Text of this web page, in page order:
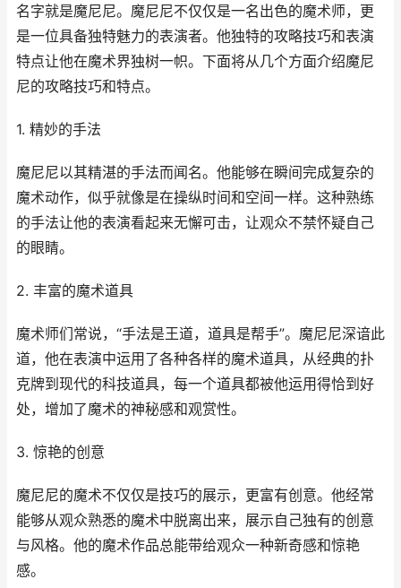
名字就是魔尼尼。魔尼尼不仅仅是一名出色的魔术师，更
是一位具备独特魅力的表演者。他独特的攻略技巧和表演
特点让他在魔术界独树一帜。下面将从几个方面介绍魔尼
尼的攻略技巧和特点。
1. 精妙的手法
魔尼尼以其精湛的手法而闻名。他能够在瞬间完成复杂的
魔术动作，似乎就像是在操纵时间和空间一样。这种熟练
的手法让他的表演看起来无懈可击，让观众不禁怀疑自己
的眼睛。
2. 丰富的魔术道具
魔术师们常说，“手法是王道，道具是帮手”。魔尼尼深谙此
道，他在表演中运用了各种各样的魔术道具，从经典的扑
克牌到现代的科技道具，每一个道具都被他运用得恰到好
处，增加了魔术的神秘感和观赏性。
3. 惊艳的创意
魔尼尼的魔术不仅仅是技巧的展示，更富有创意。他经常
能够从观众熟悉的魔术中脱离出来，展示自己独有的创意
与风格。他的魔术作品总能带给观众一种新奇感和惊艳
感。